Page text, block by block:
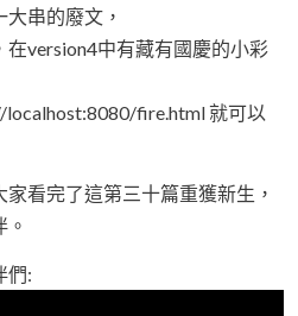
串的廢文，
version4中有藏有國慶的小彩
fire.html 就可以
看完了這第三十篇重獲新生，
們: